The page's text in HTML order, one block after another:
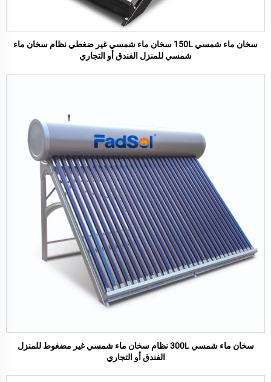
سخان ماء شمسي 150L سخان ماء شمسي غير ضغطي نظام سخان ماء
شمسي للمنزل الفندق أو التجاري
سخان ماء شمسي 300L نظام سخان ماء شمسي غير مضغوط للمنزل
الفندق أو التجاري